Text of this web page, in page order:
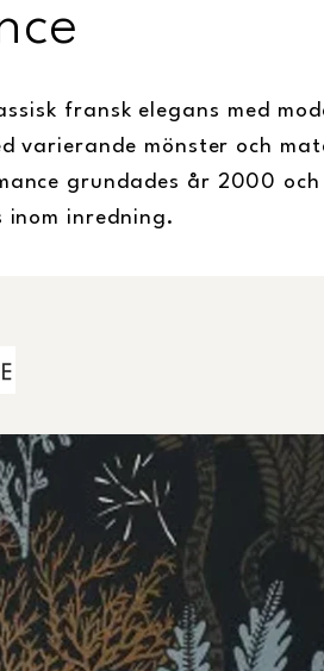
fransk elegans med
mönster och
grundades år 2000
inredning.